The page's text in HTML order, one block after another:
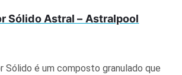
Sólido Astral – Astralpool
Sólido é um composto granulado que